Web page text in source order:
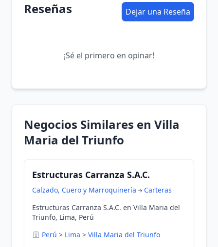
Reseñas Dejar una Reseña
¡Sé el primero en opinar!
Negocios Similares en Villa
Maria del Triunfo
Estructuras Carranza S.A.C.
Calzado, Cuero y Marroquinería
Carteras
Estructuras Carranza S.A.C. en Villa Maria del
Triunfo, Lima, Perú
Perú > Lima > Villa Maria del Triunfo